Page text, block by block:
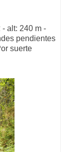
- alt: 240 m -
pendientes
suerte